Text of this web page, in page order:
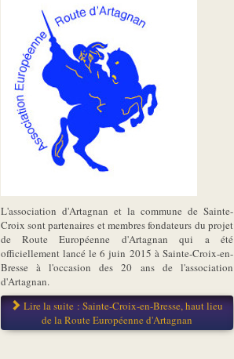
L'association d'Artagnan et la commune de Sainte-
Croix sont partenaires et membres fondateurs du projet
de Route Européenne d'Artagnan qui a été
officiellement lancé le 6 juin 2015 à Sainte-Croix-en-
Bresse à l'occasion des 20 ans de l'association
d'Artagnan.
Lire la suite : Sainte-Croix-en-Bresse, haut lieu
de la Route Européenne d'Artagnan